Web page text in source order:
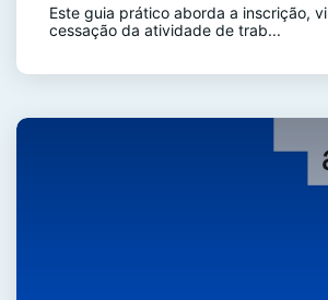
Este guia prático aborda a inscrição,
cessação da atividade de trab...